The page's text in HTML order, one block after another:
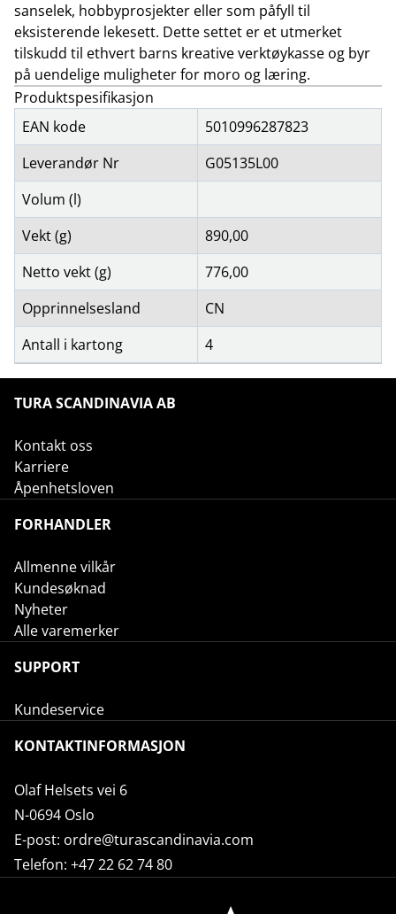
sanselek, hobbyprosjekter eller som påfyll til
eksisterende lekesett. Dette settet er et utmerket
tilskudd til ethvert barns kreative verktøykasse og byr
på uendelige muligheter for moro og læring.
Produktspesifikasjon
EAN kode
5010996287823
Leverandør Nr
G05135L00
Volum (l)
Vekt (g)
890,00
Netto vekt (g)
776,00
Opprinnelsesland
CN
Antall i kartong
4
TURA SCANDINAVIA AB
Kontakt oss
Karriere
Åpenhetsloven
FORHANDLER
Allmenne vilkår
Kundesøknad
Nyheter
Alle varemerker
SUPPORT
Kundeservice
KONTAKTINFORMASJON
Olaf Helsets vei 6
N-0694 Oslo
E-post: ordre@turascandinavia.com
Telefon: +47 22 62 74 80